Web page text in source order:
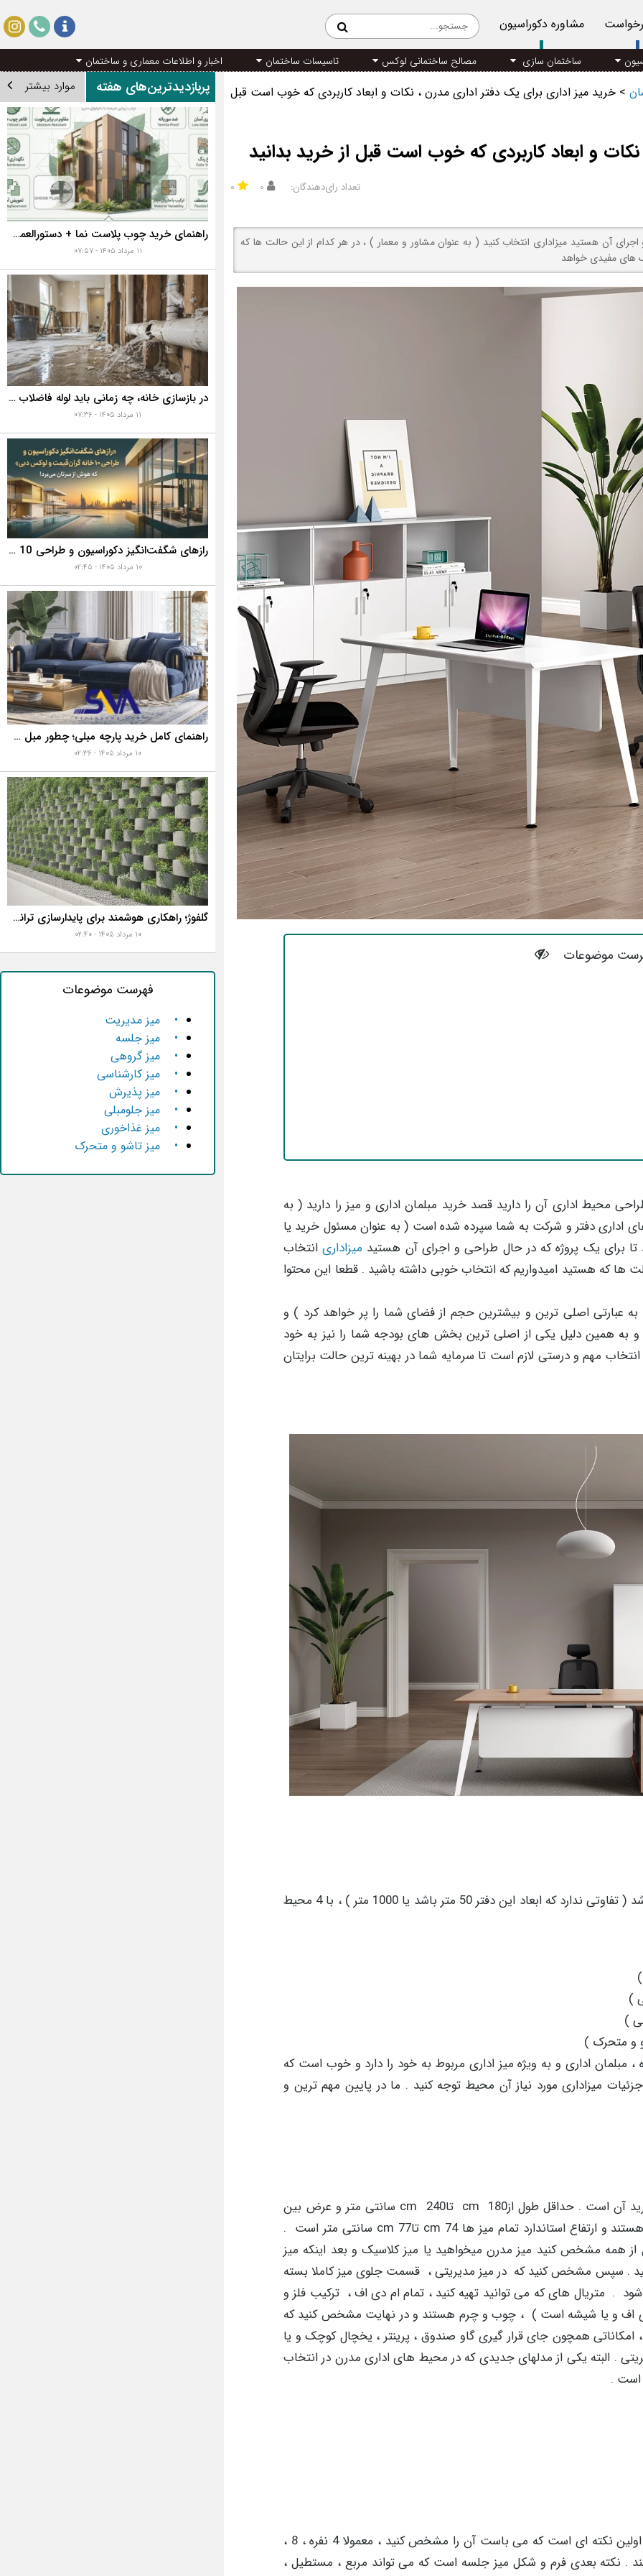
مشاوره دکوراسیون
ساختمان سازی مصالح ساختمانی لوکس تاسیسات ساختمان اخبار و اطلاعات معماری و ساختمان
> خرید میز اداری برای یک دفتر اداری مدرن ، نکات و ابعاد کاربردی که خوب است قبل
و ابعاد کاربردی که خوب است قبل از خرید بدانید
تعداد رای‌دهندگان: ۰ ۰
آن هستید میزاداری انتخاب کنید ( به عنوان مشاور و معمار ) ، در هر کدام از این حالت ها که
های مفیدی خواهد
موضوعات
محیط اداری آن را دارید قصد خرید مبلمان اداری و میز را دارید ( به
اداری دفتر و شرکت به شما سپرده شده است ( به عنوان مسئول خرید یا
برای یک پروژه که در حال طراحی و اجرای آن هستید میزاداریانتخاب
ها که هستید امیدواریم که انتخاب خوبی داشته باشید . قطعا این محتوا
عبارتی اصلی ترین و بیشترین حجم از فضای شما را پر خواهد کرد ) و
و به همین دلیل یکی از اصلی ترین بخش های بودجه شما را نیز به خود
مهم و درستی لازم است تا سرمایه شما در بهینه ترین حالت برایتان
شما در یک دفتر کار که به درستی طراحی و اجرا شده باشد ( تفاوتی ندارد که ابعاد این دفتر 50 متر باشد یا 1000 متر ) ، با 4 محیط
)
)
و متحرک )
، مبلمان اداری و به ویژه میز اداری مربوط به خود را دارد و خوب است که
میزاداری مورد نیاز آن محیط توجه کنید . ما در پایین مهم ترین و
ابعاد مناسب میز مدیرت اولین نکته برای انتخاب و خرید آن است . حداقل طول ازcm 180 تاcm 240 سانتی متر و عرض بین
cm 80 تا cm 100 سانتی متر ، نرمال ترین سایز ها هستند و ارتفاع استاندارد تمام میز ها cm 74 تاcm 77 سانتی متر است .
همه مشخص کنید میز مدرن میخواهید یا میز کلاسیک و بعد اینکه میز
. سپس مشخص کنید که در میز مدیریتی ، قسمت جلوی میز کاملا بسته
. متریال های که می توانید تهیه کنید ، تمام ام دی اف ، ترکیب فلز و
دی اف و یا شیشه است ) ، چوب و چرم هستند و در نهایت مشخص کنید که
امکاناتی همچون جای قرار گیری گاو صندوق ، پرینتر ، یخچال کوچک و یا
. البته یکی از مدلهای جدیدی که در محیط های اداری مدرن در انتخاب
است .
تعداد نفراتی که نیاز دارید تا از میز جلسه استفاده کنید اولین نکته ای است که می باست آن را مشخص کنید ، معمولا 4 نفره ، 8 ،
. نکته بعدی فرم و شکل میز جلسه است که می تواند مربع ، مستطیل ،
پربازدیدترین‌های هفته موارد بیشتر
راهنمای خرید چوب پلاست نما + دستورالعمل نصب اصولی
۱۱ مرداد ۱۴۰۵ - ۰۷:۵۷
در بازسازی خانه، چه زمانی باید لوله فاضلاب را تعویض کنیم؟ ۷ نشانه‌ای که نباید نادیده بگیرید
۱۱ مرداد ۱۴۰۵ - ۰۷:۳۶
رازهای شگفت‌انگیز دکوراسیون و طراحی 10 خانه گران‌قیمت و لوکس دبی که هوش از سرتان می‌برد!
۱۰ مرداد ۱۴۰۵ - ۰۲:۴۵
راهنمای کامل خرید پارچه مبلی؛ چطور مبل خانه تان را به رخ همه بکشید؟
۱۰ مرداد ۱۴۰۵ - ۰۲:۳۶
گلفوژ؛ راهکاری هوشمند برای پایدارسازی ترانشه، ساخت دیوار حائل و زیباسازی شهری
۱۰ مرداد ۱۴۰۵ - ۰۲:۴۰
فهرست موضوعات
• میز مدیریت
• میز جلسه
• میز گروهی
• میز کارشناسی
• میز پذیرش
• میز جلومبلی
• میز غذاخوری
• میز تاشو و متحرک